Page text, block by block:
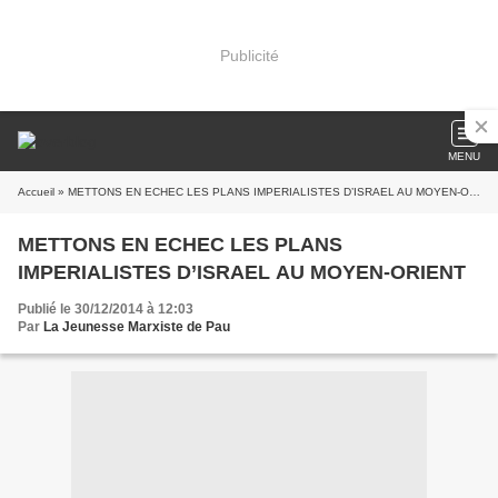
Publicité
MENU
Accueil » METTONS EN ECHEC LES PLANS IMPERIALISTES D’ISRAEL AU MOYEN-ORIENT
METTONS EN ECHEC LES PLANS
IMPERIALISTES D’ISRAEL AU MOYEN-ORIENT
Publié le 30/12/2014 à 12:03
Par La Jeunesse Marxiste de Pau